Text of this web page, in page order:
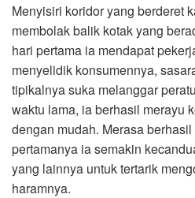
Menyisiri koridor yang berderet
membolak balik kotak yang
hari pertama ia mendapat
menyelidik konsumennya,
tipikalnya suka melanggar
waktu lama, ia berhasil merayu
dengan mudah. Merasa
pertamanya ia semakin
yang lainnya untuk tertarik
haramnya.